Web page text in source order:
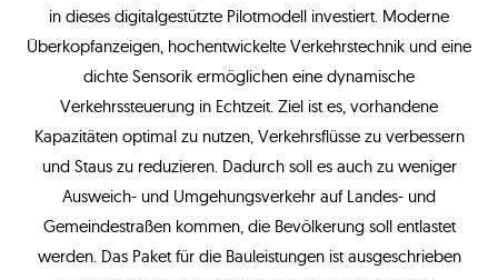
in dieses digitalgestützte Pilotmodell investiert. Moderne
Überkopfanzeigen, hochentwickelte Verkehrstechnik und eine
dichte Sensorik ermöglichen eine dynamische
Verkehrssteuerung in Echtzeit. Ziel ist es, vorhandene
Kapazitäten optimal zu nutzen, Verkehrsflüsse zu verbessern
und Staus zu reduzieren. Dadurch soll es auch zu weniger
Ausweich- und Umgehungsverkehr auf Landes- und
Gemeindestraßen kommen, die Bevölkerung soll entlastet
werden. Das Paket für die Bauleistungen ist ausgeschrieben